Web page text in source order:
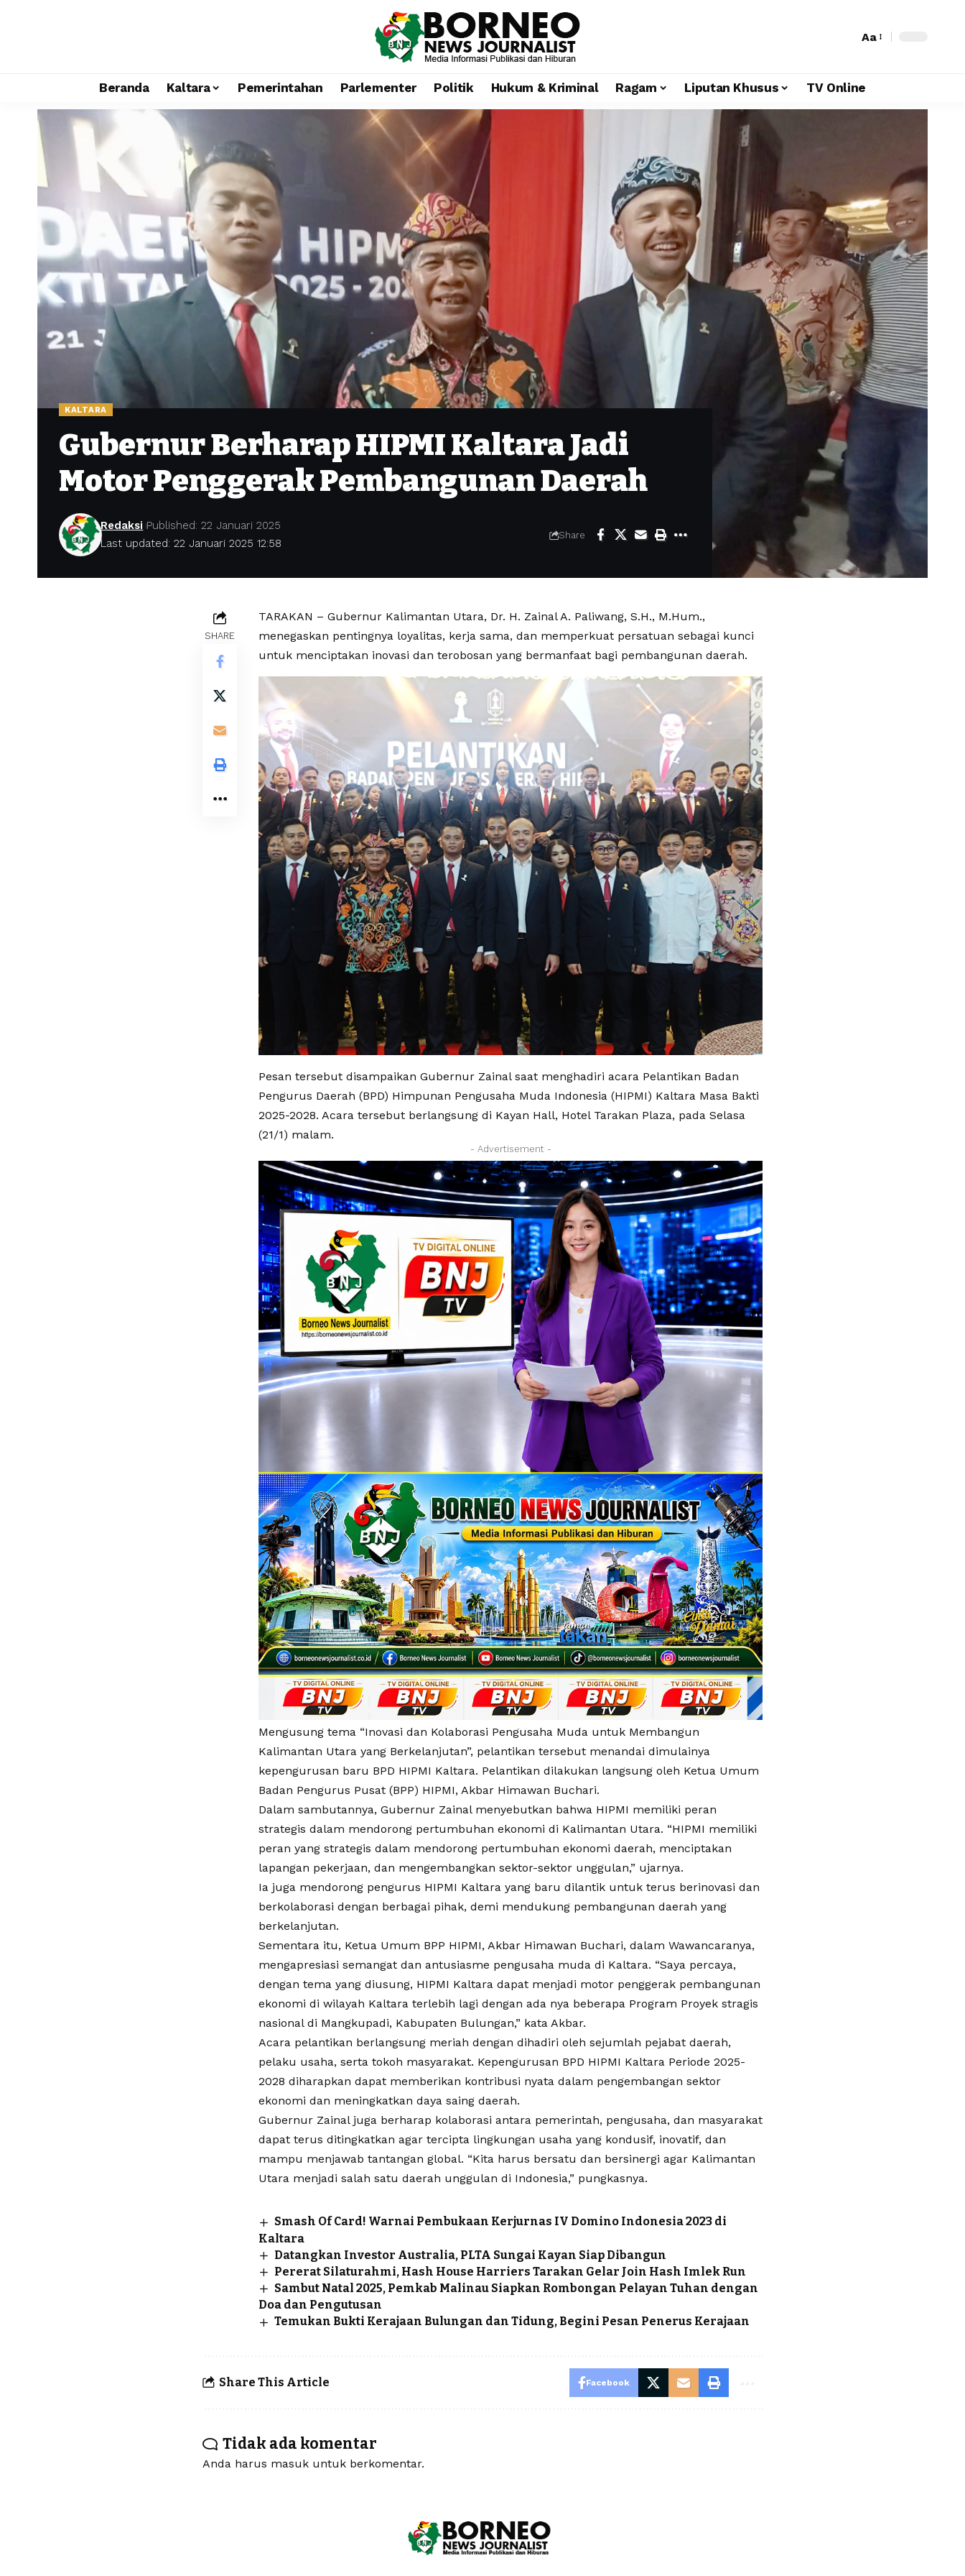
Aa
Beranda Kaltara Pemerintahan Parlementer Politik Hukum & Kriminal Ragam Liputan Khusus TV Online
KALTARA
Gubernur Berharap HIPMI Kaltara Jadi
Motor Penggerak Pembangunan Daerah
Last updated: 22 Januari 2025 12:58
Redaksi Published: 22 Januari 2025
Share
SHARE
TARAKAN – Gubernur Kalimantan Utara, Dr. H. Zainal A. Paliwang, S.H., M.Hum.,
menegaskan pentingnya loyalitas, kerja sama, dan memperkuat persatuan sebagai kunci
untuk menciptakan inovasi dan terobosan yang bermanfaat bagi pembangunan daerah.
Pesan tersebut disampaikan Gubernur Zainal saat menghadiri acara Pelantikan Badan
Pengurus Daerah (BPD) Himpunan Pengusaha Muda Indonesia (HIPMI) Kaltara Masa Bakti
2025-2028. Acara tersebut berlangsung di Kayan Hall, Hotel Tarakan Plaza, pada Selasa
(21/1) malam.
- Advertisement -
Mengusung tema “Inovasi dan Kolaborasi Pengusaha Muda untuk Membangun
Kalimantan Utara yang Berkelanjutan”, pelantikan tersebut menandai dimulainya
kepengurusan baru BPD HIPMI Kaltara. Pelantikan dilakukan langsung oleh Ketua Umum
Badan Pengurus Pusat (BPP) HIPMI, Akbar Himawan Buchari.
Dalam sambutannya, Gubernur Zainal menyebutkan bahwa HIPMI memiliki peran
strategis dalam mendorong pertumbuhan ekonomi di Kalimantan Utara. “HIPMI memiliki
peran yang strategis dalam mendorong pertumbuhan ekonomi daerah, menciptakan
lapangan pekerjaan, dan mengembangkan sektor-sektor unggulan,” ujarnya.
Ia juga mendorong pengurus HIPMI Kaltara yang baru dilantik untuk terus berinovasi dan
berkolaborasi dengan berbagai pihak, demi mendukung pembangunan daerah yang
berkelanjutan.
Sementara itu, Ketua Umum BPP HIPMI, Akbar Himawan Buchari, dalam Wawancaranya,
mengapresiasi semangat dan antusiasme pengusaha muda di Kaltara. “Saya percaya,
dengan tema yang diusung, HIPMI Kaltara dapat menjadi motor penggerak pembangunan
ekonomi di wilayah Kaltara terlebih lagi dengan ada nya beberapa Program Proyek stragis
nasional di Mangkupadi, Kabupaten Bulungan,” kata Akbar.
Acara pelantikan berlangsung meriah dengan dihadiri oleh sejumlah pejabat daerah,
pelaku usaha, serta tokoh masyarakat. Kepengurusan BPD HIPMI Kaltara Periode 2025-
2028 diharapkan dapat memberikan kontribusi nyata dalam pengembangan sektor
ekonomi dan meningkatkan daya saing daerah.
Gubernur Zainal juga berharap kolaborasi antara pemerintah, pengusaha, dan masyarakat
dapat terus ditingkatkan agar tercipta lingkungan usaha yang kondusif, inovatif, dan
mampu menjawab tantangan global. “Kita harus bersatu dan bersinergi agar Kalimantan
Utara menjadi salah satu daerah unggulan di Indonesia,” pungkasnya.
Smash Of Card! Warnai Pembukaan Kerjurnas IV Domino Indonesia 2023 di
Kaltara
Datangkan Investor Australia, PLTA Sungai Kayan Siap Dibangun
Pererat Silaturahmi, Hash House Harriers Tarakan Gelar Join Hash Imlek Run
Sambut Natal 2025, Pemkab Malinau Siapkan Rombongan Pelayan Tuhan dengan
Doa dan Pengutusan
Temukan Bukti Kerajaan Bulungan dan Tidung, Begini Pesan Penerus Kerajaan
Share This Article Facebook
Tidak ada komentar
Anda harus masuk untuk berkomentar.